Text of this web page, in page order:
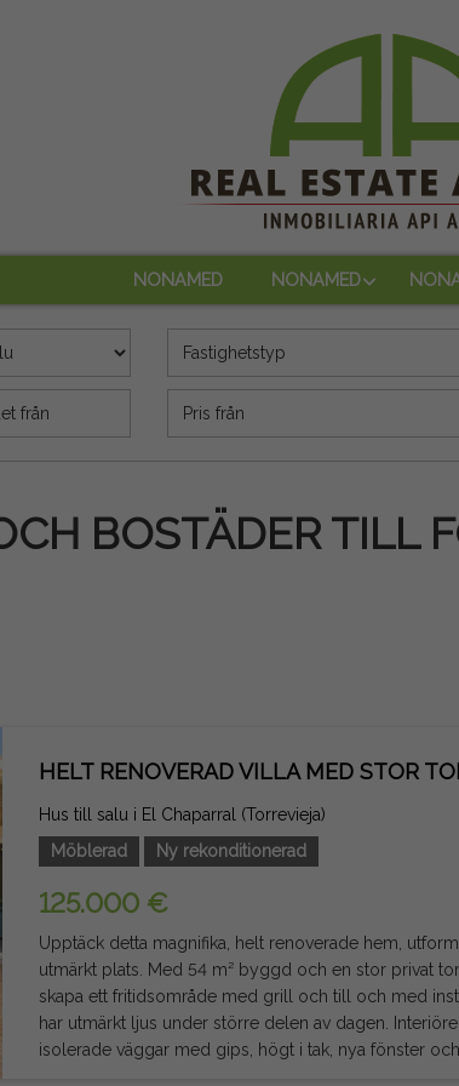
NONAMED NONAMED
Fastighetstyp
Precio (€)
BOSTÄDER TILL
HELT RENOVERAD VILLA MED STOR
Hus till salu i El Chaparral (Torrevieja)
Möblerad
Ny rekonditionerad
125.000 €
Upptäck detta magnifika, helt renoverade hem,
utmärkt plats. Med 54 m² byggd och en stor privat
skapa ett fritidsområde med grill och till och med installera en privat pool.
har utmärkt ljus under större delen av dagen.
isolerade väggar med gips, högt i tak, nya fönster